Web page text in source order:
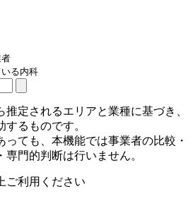
る内科
定されるエリアと業種に基づき、
るものです。
っても、本機能では事業者の比較・
門的判断は行いません。
ご利用ください